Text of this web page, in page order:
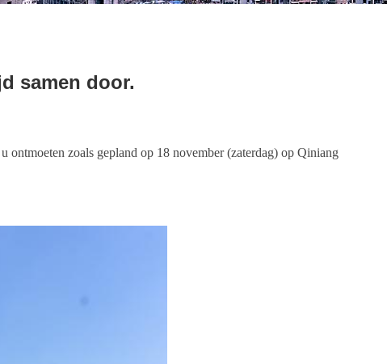
samen door.
zoals gepland op 18 november (zaterdag) op Qiniang